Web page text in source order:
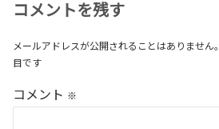
コメントを残す
メールアドレスが公開されることはありません。
目です
コメント ※